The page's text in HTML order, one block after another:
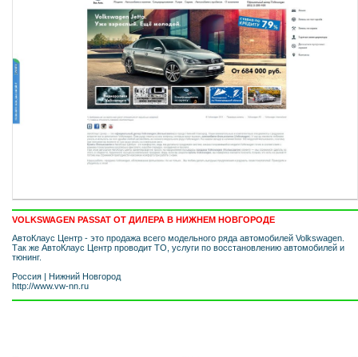
VOLKSWAGEN PASSAT ОТ ДИЛЕРА В НИЖНЕМ НОВГОРОДЕ
АвтоКлаус Центр - это продажа всего модельного ряда автомобилей Volkswagen.
Так же АвтоКлаус Центр проводит ТО, услуги по восстановлению автомобилей и
тюнинг.
Россия | Нижний Новгород
http://www.vw-nn.ru